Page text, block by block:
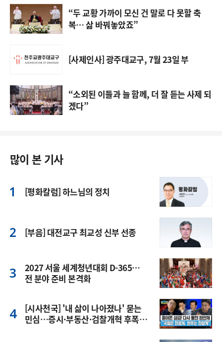
“두 교황 가까이 모신 건 말로 다 못할 축
복… 삶 바꿔놓았죠”
[사제인사] 광주대교구, 7월 23일 부
“소외된 이들과 늘 함께, 더 잘 듣는 사제 되
겠다”
많이 본 기사
[평화칼럼] 하느님의 정치
[부음] 대전교구 최교성 신부 선종
2027 서울 세계청년대회 D-365…
전 분야 준비 본격화
[시사천국] '내 삶이 나아졌나' 묻는
민심…증시·부동산·검찰개혁 후폭